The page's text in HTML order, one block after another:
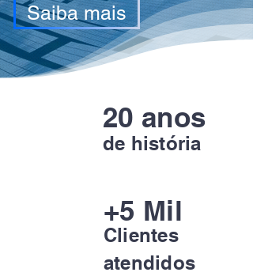
Saiba mais
20 anos
de história
Clientes
atendidos
+5 Mil